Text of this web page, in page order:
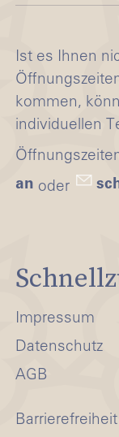
Ist es Ihnen
kommen,
individuellen
an oder
Impressum
Datenschutz
AGB
Barrierefreiheit